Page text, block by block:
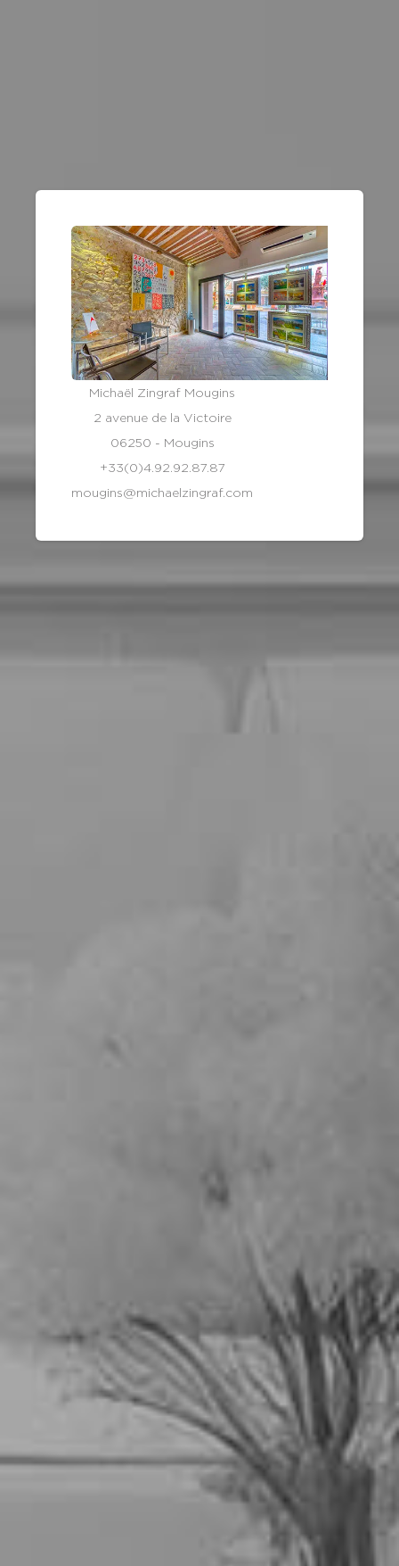
Michaël Zingraf Mougins
2 avenue de la Victoire
06250 - Mougins
+33(0)4.92.92.87.87
mougins@michaelzingraf.com